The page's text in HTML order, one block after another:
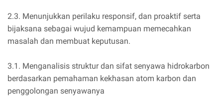
2.3. Menunjukkan perilaku responsif, dan proaktif serta
bijaksana sebagai wujud kemampuan memecahkan
masalah dan membuat keputusan.
3.1. Menganalisis struktur dan sifat senyawa hidrokarbon
berdasarkan pemahaman kekhasan atom karbon dan
penggolongan senyawanya